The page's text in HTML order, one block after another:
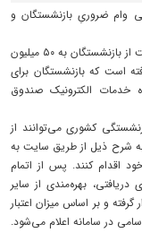
اینترنتی وام ضروریِ بازنشستگان و
مبلغ این وام در راستای کاهش فشارهای اقتصادی و حمایت از بازنشستگان به ۵۰ میلیون
۶۰ ماهه) افزایش یافته است که بازنشستگان برای
خدمات الکترونیک صندوق
کشوری می‌توانند از
شرح ذیل از طریق سایت به
اقدام کنند. پس از اتمام
بهره‌مندی از سایر
و بر اساس میزان اعتبار
در سامانه اعلام می‌شود.